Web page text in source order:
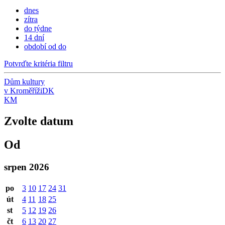
dnes
zítra
do týdne
14 dní
období od do
Potvrďte kritéria filtru
Dům kultury
v KroměřížiDK
KM
Zvolte datum
Od
srpen 2026
po 3 10 17 24 31
út
4 11 18 25
st
5 12 19 26
čt
6 13 20 27